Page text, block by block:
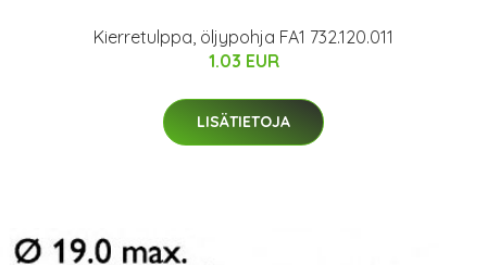
Kierretulppa, öljypohja FA1 732.120.011
1.03 EUR
LISÄTIETOJA